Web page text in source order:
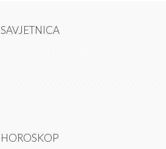
SAVJETNICA
HOROSKOP